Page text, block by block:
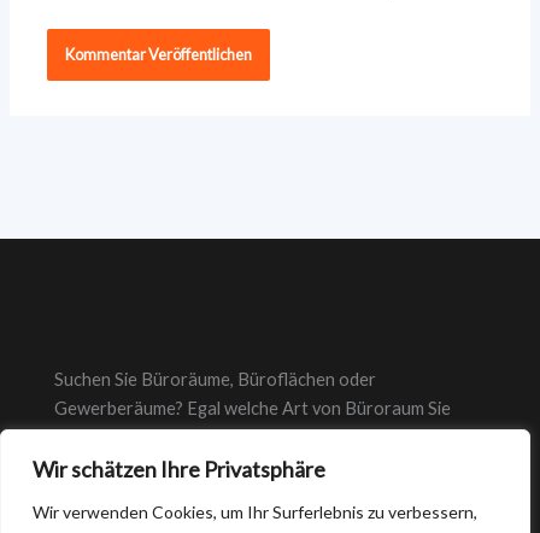
Wir schätzen Ihre Privatsphäre
Wir verwenden Cookies, um Ihr Surferlebnis zu verbessern,
Suchen Sie Büroräume, Büroflächen oder
Gewerberäume? Egal welche Art von Büroraum Sie
richtige Büro.